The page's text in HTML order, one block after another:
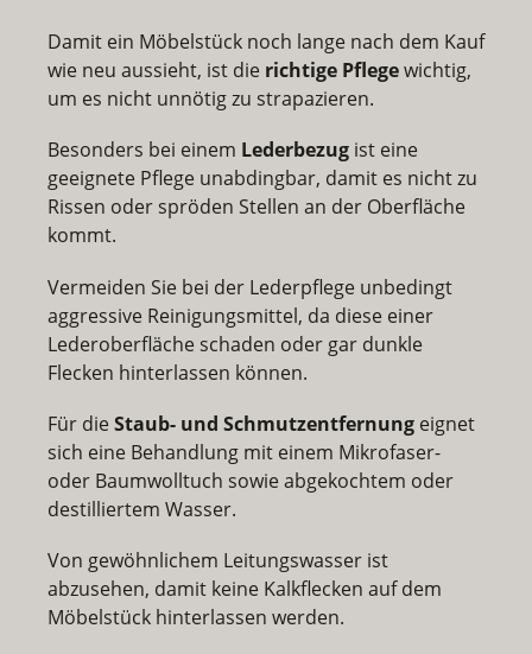
Damit ein Möbelstück noch lange nach dem Kauf
wie neu aussieht, ist die richtige Pflegewichtig,
um es nicht unnötig zu strapazieren.
Besonders bei einem Lederbezug ist eine
geeignete Pflege unabdingbar, damit es nicht zu
Rissen oder spröden Stellen an der Oberfläche
kommt.
Vermeiden Sie bei der Lederpflege unbedingt
aggressive Reinigungsmittel, da diese einer
Lederoberfläche schaden oder gar dunkle
Flecken hinterlassen können.
Für dieStaub- und Schmutzentfernung eignet
sich eine Behandlung mit einem Mikrofaser-
oder Baumwolltuch sowie abgekochtem oder
destilliertem Wasser.
Von gewöhnlichem Leitungswasser ist
abzusehen, damit keine Kalkflecken auf dem
Möbelstück hinterlassen werden.